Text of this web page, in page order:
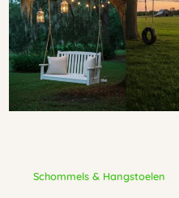
Schommels & Hangstoelen